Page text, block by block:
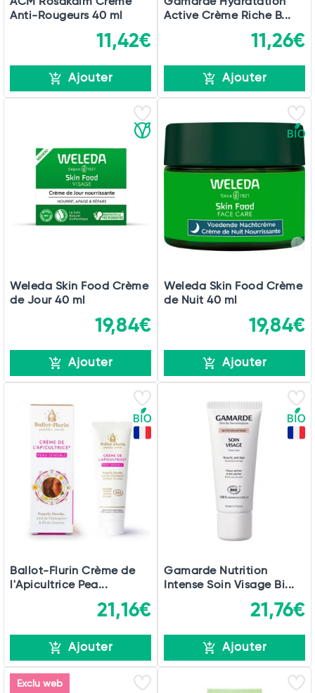
Anti-Rougeurs 40 ml
11,42€
Ajouter
Active Crème Riche B...
11,26€
Ajouter
Weleda Skin Food Crème
de Jour 40 ml
19,84€
Ajouter
Weleda Skin Food Crème
de Nuit 40 ml
19,84€
Ajouter
Ballot-Flurin Crème de
l'Apicultrice Pea...
21,16€
Ajouter
Gamarde Nutrition
Intense Soin Visage Bi...
21,76€
Ajouter
Exclu web